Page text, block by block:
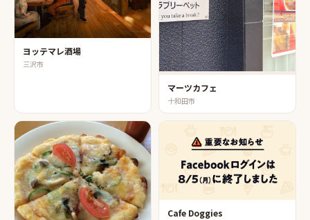
ヨッテマレ酒場
三沢市
マーツカフェ
十和田市
Cafe Doggies